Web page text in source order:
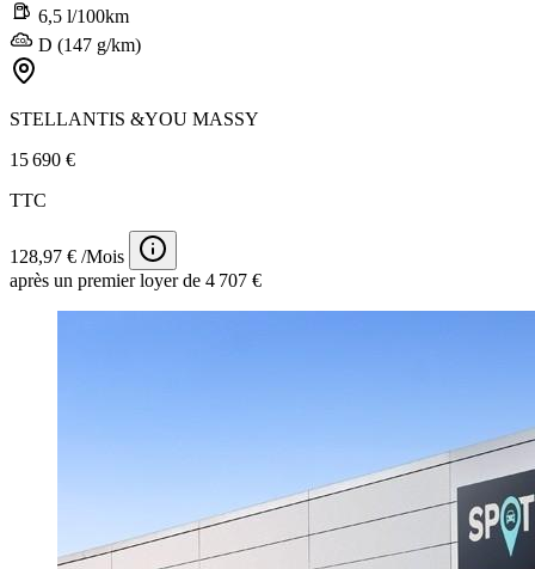
6,5 l/100km
D (147 g/km)
STELLANTIS &YOU MASSY
15 690 €
TTC
128,97 € /Mois
après un premier loyer de 4 707 €